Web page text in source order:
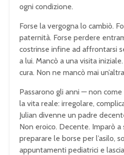
ogni condizione.
Forse la vergogna lo cambiò.
paternità. Forse perdere
costrinse infine ad affrontarsi
a lui. Mancò a una visita
cura. Non ne mancò mai
Passarono gli anni — non
la vita reale: irregolare,
Julian divenne un padre
Non eroico. Decente. Imparò a
preparare le borse per l’asilo,
appuntamenti pediatrici e